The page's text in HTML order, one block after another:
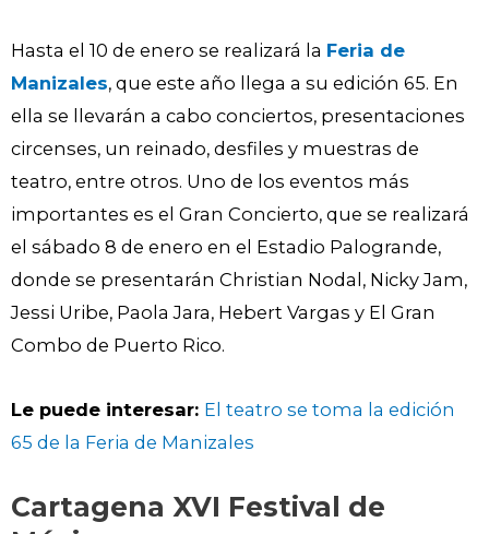
Hasta el 10 de enero se realizará la Feria de
Manizales, que este año llega a su edición 65. En
ella se llevarán a cabo conciertos, presentaciones
circenses, un reinado, desfiles y muestras de
teatro, entre otros. Uno de los eventos más
importantes es el Gran Concierto, que se realizará
el sábado 8 de enero en el Estadio Palogrande,
donde se presentarán Christian Nodal, Nicky Jam,
Jessi Uribe, Paola Jara, Hebert Vargas y El Gran
Combo de Puerto Rico.
Le puede interesar: El teatro se toma la edición
65 de la Feria de Manizales
Cartagena XVI Festival de